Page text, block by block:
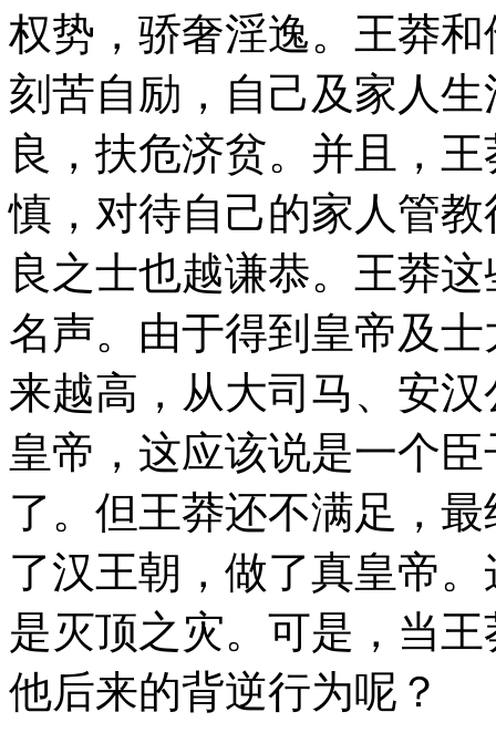
权势，骄奢淫逸。王莽
刻苦自励，自己及家人
良，扶危济贫。并且，
慎，对待自己的家人管
良之士也越谦恭。王莽
名声。由于得到皇帝及
来越高，从大司马、安
皇帝，这应该说是一个
了。但王莽还不满足，
了汉王朝，做了真皇帝
是灭顶之灾。可是，当
他后来的背逆行为呢？